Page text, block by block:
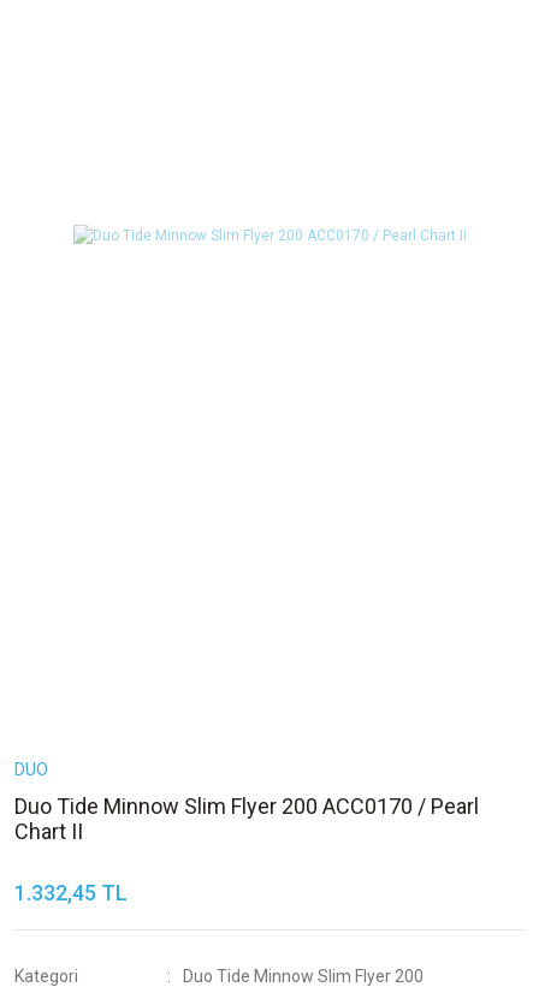
DUO
Duo Tide Minnow Slim Flyer 200 ACC0170 / Pearl
Chart II
1.332,45 TL
Kategori Duo Tide Minnow Slim Flyer 200